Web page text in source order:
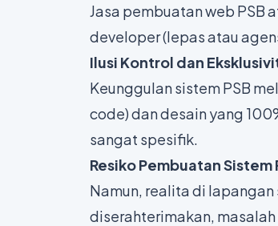
Jasa pembuatan web PSB
developer (lepas atau
Ilusi Kontrol dan
Keunggulan sistem PSB
code) dan desain yang
sangat spesifik.
Resiko Pembuatan
Namun, realita di
diserahterimakan, masalah